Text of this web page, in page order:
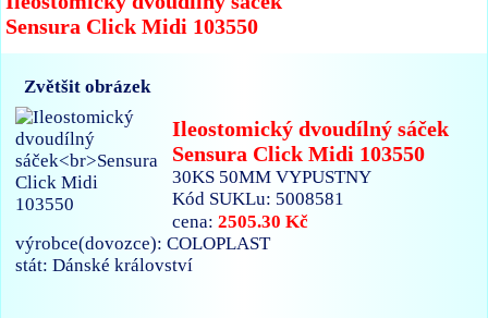
Sensura Click Midi 103550
Zvětšit obrázek
Ileostomický dvoudílný sáček
Sensura Click Midi 103550
30KS 50MM VYPUSTNY
Kód SUKLu: 5008581
cena: 2505.30 Kč
výrobce(dovozce): COLOPLAST
stát: Dánské království